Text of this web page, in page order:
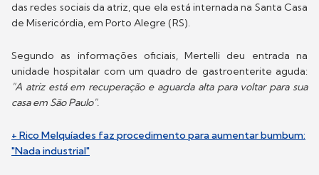
das redes sociais da atriz, que ela está internada na Santa Casa
de Misericórdia, em Porto Alegre (RS).
Segundo as informações oficiais, Mertelli deu entrada na
unidade hospitalar com um quadro de gastroenterite aguda:
"A atriz está em recuperação e aguarda alta para voltar para sua
casa em São Paulo".
+ Rico Melquíades faz procedimento para aumentar bumbum:
"Nada industrial"